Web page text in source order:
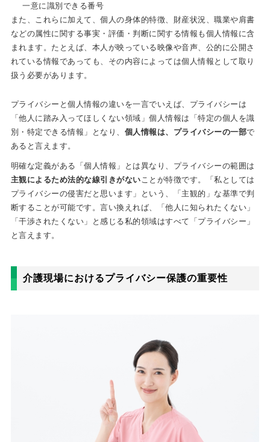
一意に識別できる番号
また、これらに加えて、個人の身体的特徴、財産状況、職業や肩書
などの属性に関する事実・評価・判断に関する情報も個人情報に含
まれます。たとえば、本人が映っている映像や音声、公的に公開さ
れている情報であっても、その内容によっては個人情報として取り
扱う必要があります。
プライバシーと個人情報の違いを一言でいえば、プライバシーは
「他人に踏み入ってほしくない領域」個人情報は「特定の個人を識
別・特定できる情報」となり、 個人情報は、プライバシーの一部で
あると言えます。
明確な定義がある「個人情報」とは異なり、プライバシーの範囲は
主観によるため法的な線引きがない ことが特徴です。「私としては
プライバシーの侵害だと思います」という、「主観的」な基準で判
断することが可能です。言い換えれば、「他人に知られたくない」
「干渉されたくない」と感じる私的領域はすべて「プライバシー」
と言えます。
介護現場におけるプライバシー保護の重要性